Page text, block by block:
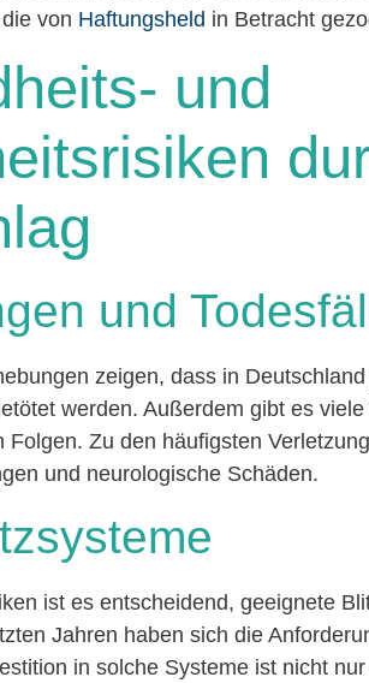
von Haftungsheld in Betracht
und
und
zeigen, dass in
werden. Außerdem gibt es
Folgen. Zu den häufigsten
und neurologische Schäden.
ist es entscheidend, geeignete
Jahren haben sich die
in solche Systeme ist nicht